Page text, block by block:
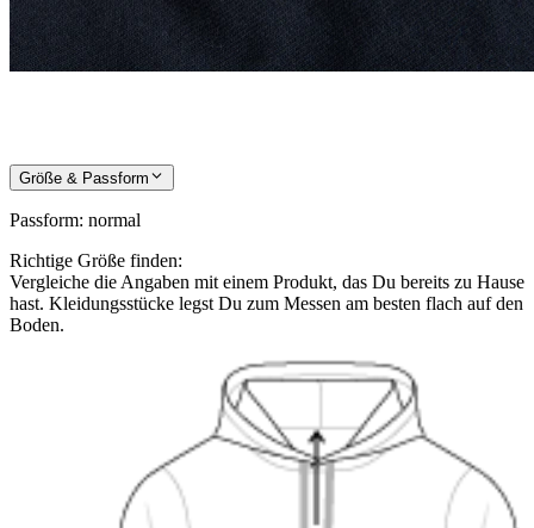
Größe & Passform
Passform: normal
Richtige Größe finden:
Vergleiche die Angaben mit einem Produkt, das Du bereits zu Hause
hast. Kleidungsstücke legst Du zum Messen am besten flach auf den
Boden.